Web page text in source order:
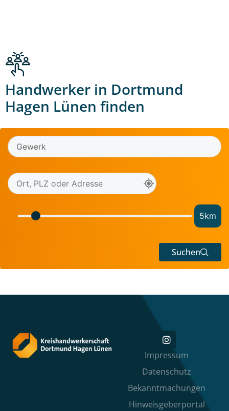
Handwerker in Dortmund
Hagen Lünen finden
5km
Suchen
Impressum
Datenschutz
Bekanntmachungen
Hinweisgeberportal